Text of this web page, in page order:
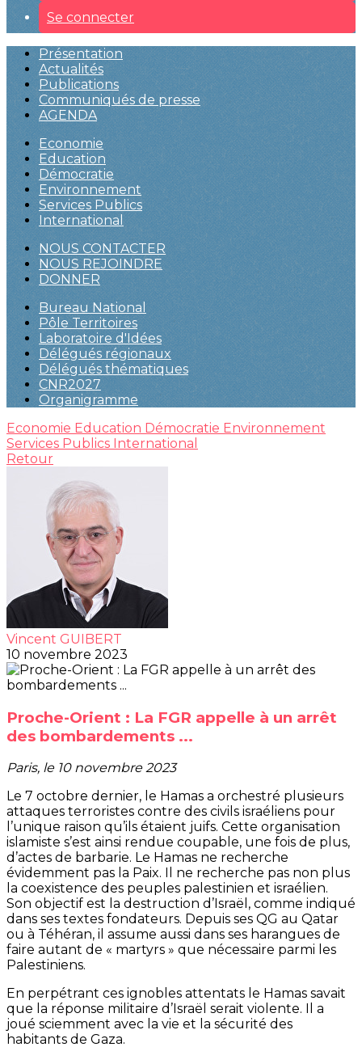
Se connecter
Présentation
Actualités
Publications
Communiqués de presse
AGENDA
Economie
Education
Démocratie
Environnement
Services Publics
International
NOUS CONTACTER
NOUS REJOINDRE
DONNER
Bureau National
Pôle Territoires
Laboratoire d'Idées
Délégués régionaux
Délégués thématiques
CNR2027
Organigramme
Economie Education Démocratie Environnement
Services Publics International
Retour
Vincent GUIBERT
10 novembre 2023
Proche-Orient : La FGR appelle à un arrêt
des bombardements ...
Paris, le 10 novembre 2023
Le 7 octobre dernier, le Hamas a orchestré plusieurs
attaques terroristes contre des civils israéliens pour
l’unique raison qu’ils étaient juifs. Cette organisation
islamiste s’est ainsi rendue coupable, une fois de plus,
d’actes de barbarie. Le Hamas ne recherche
évidemment pas la Paix. Il ne recherche pas non plus
la coexistence des peuples palestinien et israélien.
Son objectif est la destruction d’Israël, comme indiqué
dans ses textes fondateurs. Depuis ses QG au Qatar
ou à Téhéran, il assume aussi dans ses harangues de
faire autant de « martyrs » que nécessaire parmi les
Palestiniens.
En perpétrant ces ignobles attentats le Hamas savait
que la réponse militaire d’Israël serait violente. Il a
joué sciemment avec la vie et la sécurité des
habitants de Gaza.